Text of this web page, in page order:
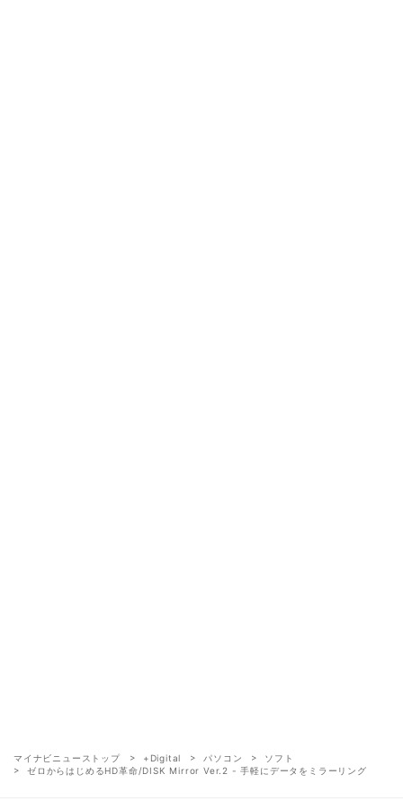
マイナビニューストップ +Digital パソコン
ソフト
ゼロからはじめるHD革命/DISK Mirror Ver.2 - 手軽にデータをミラーリング